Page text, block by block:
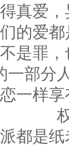
真爱
的爱
是罪
一部分
一样
都是